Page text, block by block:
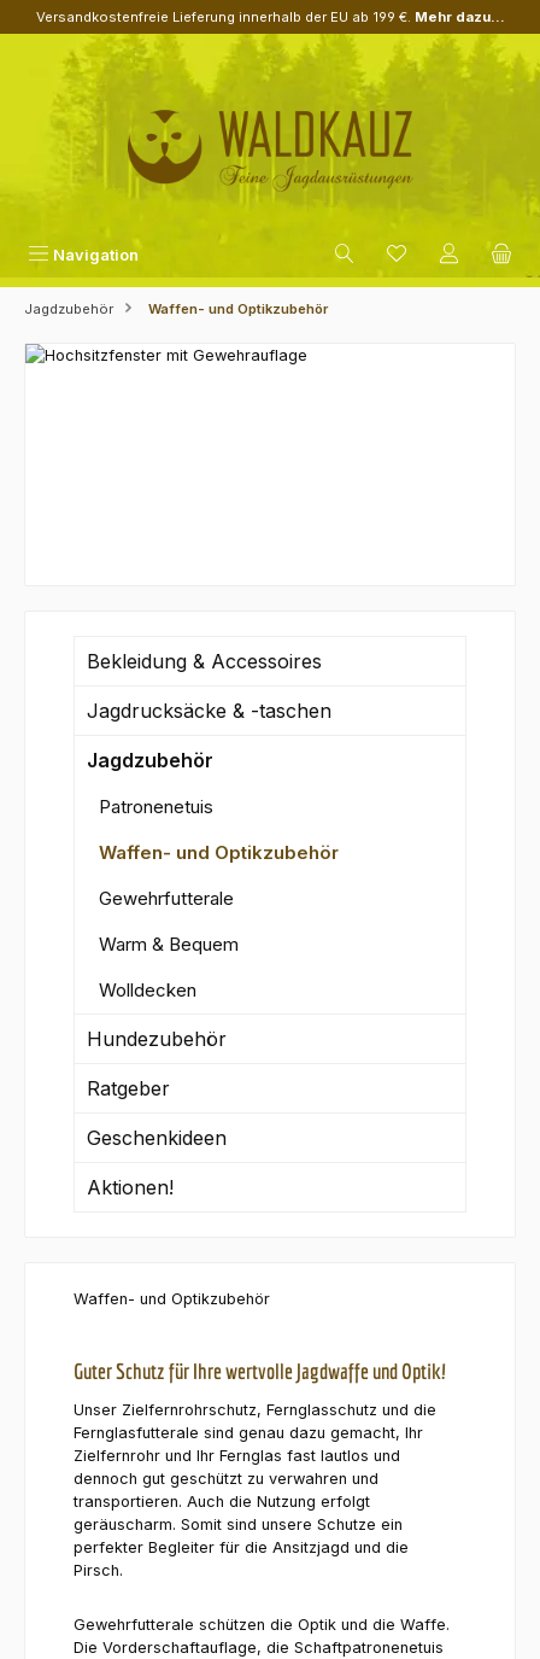
Zum Hauptinhalt springen
Versandkostenfreie Lieferung innerhalb der EU ab 199 €. Mehr dazu...
Navigation
Jagdzubehör Waffen- und Optikzubehör
Bekleidung & Accessoires
Jagdrucksäcke & -taschen
Jagdzubehör
Patronenetuis
Waffen- und Optikzubehör
Gewehrfutterale
Warm & Bequem
Wolldecken
Hundezubehör
Ratgeber
Geschenkideen
Aktionen!
Waffen- und Optikzubehör
Guter Schutz für Ihre wertvolle Jagdwaffe und Optik!
Unser Zielfernrohrschutz, Fernglasschutz und die
Fernglasfutterale sind genau dazu gemacht, Ihr
Zielfernrohr und Ihr Fernglas fast lautlos und
dennoch gut geschützt zu verwahren und
transportieren. Auch die Nutzung erfolgt
geräuscharm. Somit sind unsere Schutze ein
perfekter Begleiter für die Ansitzjagd und die
Pirsch.
Gewehrfutterale schützen die Optik und die Waffe.
Die Vorderschaftauflage, die Schaftpatronenetuis